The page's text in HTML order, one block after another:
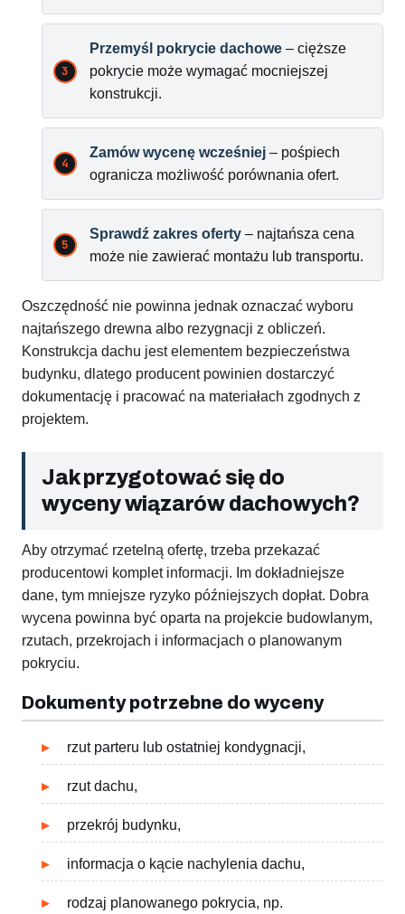
Przemyśl pokrycie dachowe – cięższe
pokrycie może wymagać mocniejszej
konstrukcji.
Zamów wycenę wcześniej – pośpiech
ogranicza możliwość porównania ofert.
Sprawdź zakres oferty – najtańsza cena
może nie zawierać montażu lub transportu.
Oszczędność nie powinna jednak oznaczać wyboru
najtańszego drewna albo rezygnacji z obliczeń.
Konstrukcja dachu jest elementem bezpieczeństwa
budynku, dlatego producent powinien dostarczyć
dokumentację i pracować na materiałach zgodnych z
projektem.
Jak przygotować się do
wyceny wiązarów dachowych?
Aby otrzymać rzetelną ofertę, trzeba przekazać
producentowi komplet informacji. Im dokładniejsze
dane, tym mniejsze ryzyko późniejszych dopłat. Dobra
wycena powinna być oparta na projekcie budowlanym,
rzutach, przekrojach i informacjach o planowanym
pokryciu.
Dokumenty potrzebne do wyceny
rzut parteru lub ostatniej kondygnacji,
rzut dachu,
przekrój budynku,
informacja o kącie nachylenia dachu,
rodzaj planowanego pokrycia, np.